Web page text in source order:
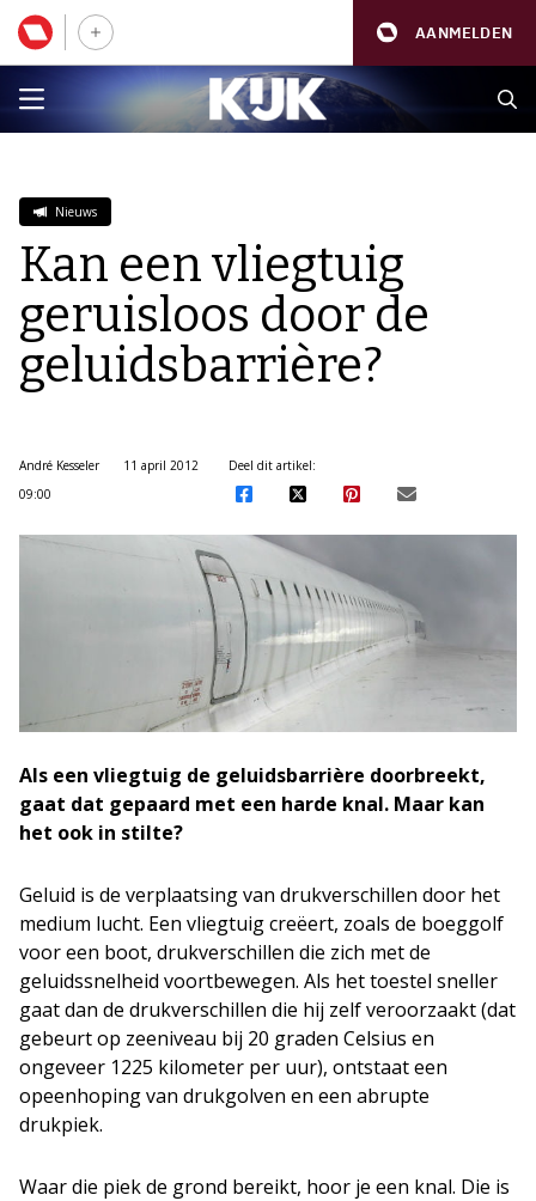
AANMELDEN
Nieuws
Kan een vliegtuig
geruisloos door de
geluidsbarrière?
André Kesseler
11 april 2012
09:00
Deel dit artikel:
Als een vliegtuig de geluidsbarrière doorbreekt,
gaat dat gepaard met een harde knal. Maar kan
het ook in stilte?
Geluid is de verplaatsing van drukverschillen door het
medium lucht. Een vliegtuig creëert, zoals de boeggolf
voor een boot, drukverschillen die zich met de
geluidssnelheid voortbewegen. Als het toestel sneller
gaat dan de drukverschillen die hij zelf veroorzaakt (dat
gebeurt op zeeniveau bij 20 graden Celsius en
ongeveer 1225 kilometer per uur), ontstaat een
opeenhoping van drukgolven en een abrupte
drukpiek.
Waar die piek de grond bereikt, hoor je een knal. Die is